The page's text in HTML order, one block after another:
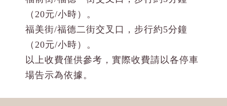
（20元/小時）。
福美街/福德二街交叉口，步行約5分鐘
（20元/小時）。
以上收費僅供參考，實際收費請以各停車
場告示為依據。